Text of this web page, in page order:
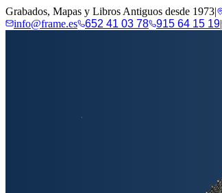
Grabados, Mapas y Libros Antiguos desde 1973|
info@frame.es
652 41 03 78 915 64 15 19|